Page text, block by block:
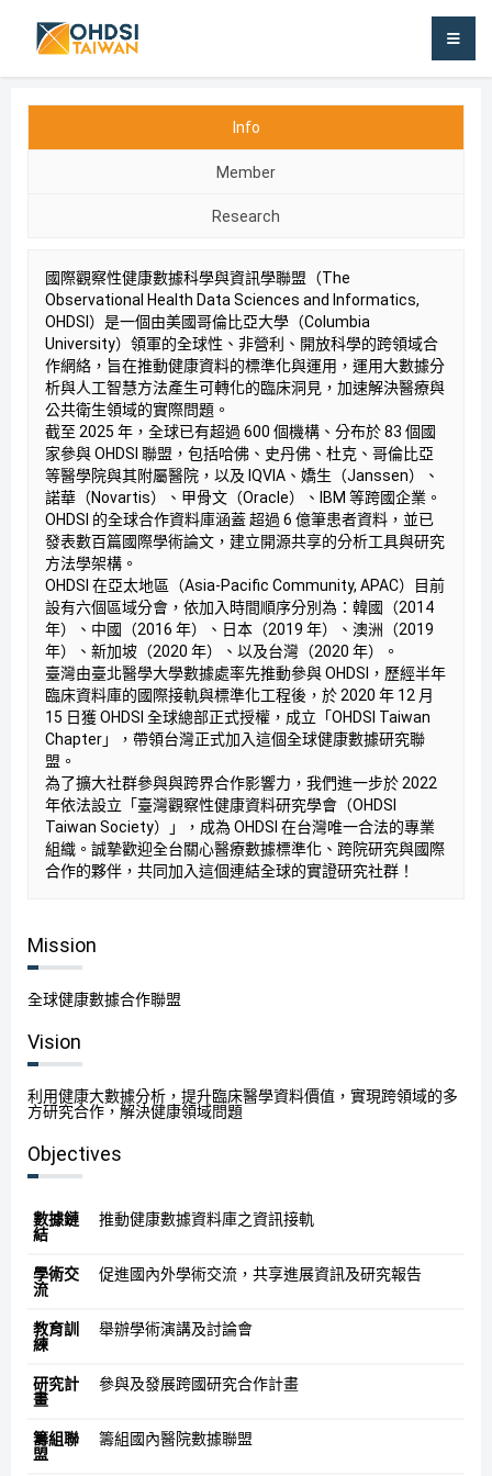
OHDSI TAIWAN
Info
Member
Research
國際觀察性健康數據科學與資訊學聯盟（The
Observational Health Data Sciences and Informatics,
OHDSI）是一個由美國哥倫比亞大學（Columbia
University）領軍的全球性、非營利、開放科學的跨領域合
作網絡，旨在推動健康資料的標準化與運用，運用大數據分
析與人工智慧方法產生可轉化的臨床洞見，加速解決醫療與
公共衛生領域的實際問題。
截至 2025 年，全球已有超過 600 個機構、分布於 83 個國
家參與 OHDSI 聯盟，包括哈佛、史丹佛、杜克、哥倫比亞
等醫學院與其附屬醫院，以及 IQVIA、嬌生（Janssen）、
諾華（Novartis）、甲骨文（Oracle）、IBM 等跨國企業。
OHDSI 的全球合作資料庫涵蓋 超過 6 億筆患者資料，並已
發表數百篇國際學術論文，建立開源共享的分析工具與研究
方法學架構。
OHDSI 在亞太地區（Asia-Pacific Community, APAC）目前
設有六個區域分會，依加入時間順序分別為：韓國（2014
年）、中國（2016 年）、日本（2019 年）、澳洲（2019
年）、新加坡（2020 年）、以及台灣（2020 年）。
臺灣由臺北醫學大學數據處率先推動參與 OHDSI，歷經半年
臨床資料庫的國際接軌與標準化工程後，於 2020 年 12 月
15 日獲 OHDSI 全球總部正式授權，成立「OHDSI Taiwan
Chapter」，帶領台灣正式加入這個全球健康數據研究聯
盟。
為了擴大社群參與與跨界合作影響力，我們進一步於 2022
年依法設立「臺灣觀察性健康資料研究學會（OHDSI
Taiwan Society）」，成為 OHDSI 在台灣唯一合法的專業
組織。誠摯歡迎全台關心醫療數據標準化、跨院研究與國際
合作的夥伴，共同加入這個連結全球的實證研究社群！
Mission
全球健康數據合作聯盟
Vision
利用健康大數據分析，提升臨床醫學資料價值，實現跨領域的多
方研究合作，解決健康領域問題
Objectives
數據鏈
結
推動健康數據資料庫之資訊接軌
學術交
流
促進國內外學術交流，共享進展資訊及研究報告
教育訓
練
舉辦學術演講及討論會
研究計
畫
參與及發展跨國研究合作計畫
籌組聯
盟
籌組國內醫院數據聯盟